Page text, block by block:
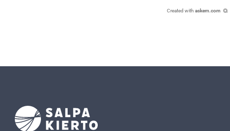
Created with askem.com